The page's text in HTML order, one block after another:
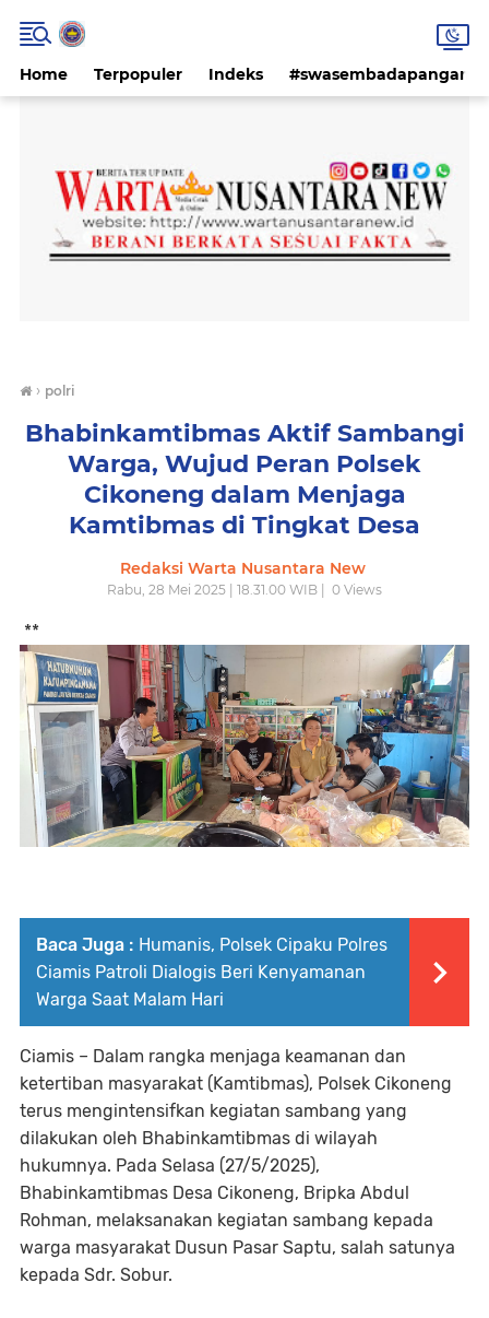
Home Terpopuler Indeks #swasembadapangan
› polri
Bhabinkamtibmas Aktif Sambangi
Warga, Wujud Peran Polsek
Cikoneng dalam Menjaga
Kamtibmas di Tingkat Desa
Redaksi Warta Nusantara New
Rabu, 28 Mei 2025 | 18.31.00 WIB | 0 Views
**
Baca Juga : Humanis, Polsek Cipaku Polres
Ciamis Patroli Dialogis Beri Kenyamanan
Warga Saat Malam Hari
Ciamis – Dalam rangka menjaga keamanan dan
ketertiban masyarakat (Kamtibmas), Polsek Cikoneng
terus mengintensifkan kegiatan sambang yang
dilakukan oleh Bhabinkamtibmas di wilayah
hukumnya. Pada Selasa (27/5/2025),
Bhabinkamtibmas Desa Cikoneng, Bripka Abdul
Rohman, melaksanakan kegiatan sambang kepada
warga masyarakat Dusun Pasar Saptu, salah satunya
kepada Sdr. Sobur.